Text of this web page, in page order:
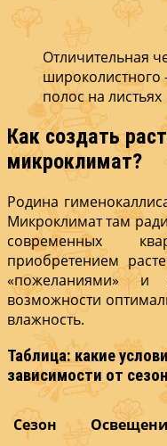
Отличительная
полос на листьях
Как создать
микроклимат?
Родина
Микроклимат там
современных
приобретением
«пожеланиями»
возможности
влажность.
Таблица: какие
зависимости от
Сезон